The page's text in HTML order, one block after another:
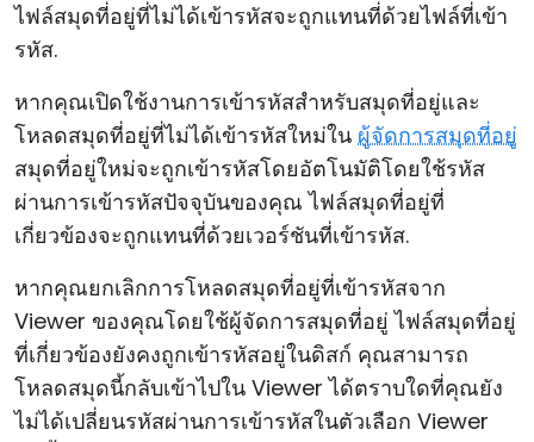
ไฟล์สมุดที่อยู่ที่ไม่ได้เข้ารหัสจะถูกแทนที่ด้วยไฟล์ที่เข้า
รหัส.
หากคุณเปิดใช้งานการเข้ารหัสสำหรับสมุดที่อยู่และ
โหลดสมุดที่อยู่ที่ไม่ได้เข้ารหัสใหม่ใน ผู้จัดการสมุดที่อยู่
สมุดที่อยู่ใหม่จะถูกเข้ารหัสโดยอัตโนมัติโดยใช้รหัส
ผ่านการเข้ารหัสปัจจุบันของคุณ ไฟล์สมุดที่อยู่ที่
เกี่ยวข้องจะถูกแทนที่ด้วยเวอร์ชันที่เข้ารหัส.
หากคุณยกเลิกการโหลดสมุดที่อยู่ที่เข้ารหัสจาก
Viewer ของคุณโดยใช้ผู้จัดการสมุดที่อยู่ ไฟล์สมุดที่อยู่
ที่เกี่ยวข้องยังคงถูกเข้ารหัสอยู่ในดิสก์ คุณสามารถ
โหลดสมุดนี้กลับเข้าไปใน Viewer ได้ตราบใดที่คุณยัง
ไม่ได้เปลี่ยนรหัสผ่านการเข้ารหัสในตัวเลือก Viewer